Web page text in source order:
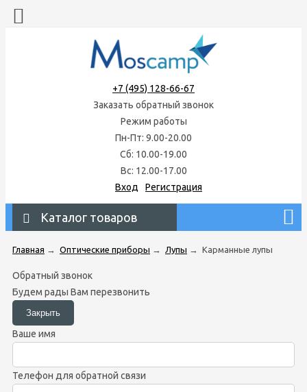
+7 (495) 128-66-67
Заказать обратный звонок
Режим работы
Пн-Пт: 9.00-20.00
Сб: 10.00-19.00
Вс: 12.00-17.00
Вход
Регистрация
Каталог товаров
Главная → Оптические приборы → Лупы → Карманные лупы
Обратный звонок
Будем рады Вам перезвонить
Ваше имя
Телефон для обратной связи